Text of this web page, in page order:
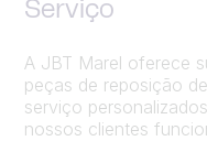
Serviço
A JBT Marel oferece
peças de reposição
serviço
nossos clientes